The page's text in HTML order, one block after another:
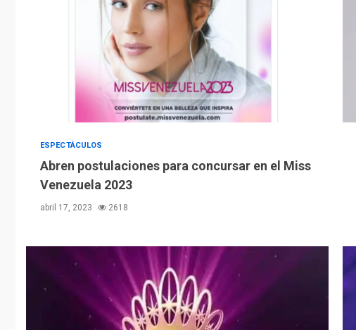
ESPECTÁCULOS
Abren postulaciones para concursar en el Miss
Venezuela 2023
abril 17, 2023 2618